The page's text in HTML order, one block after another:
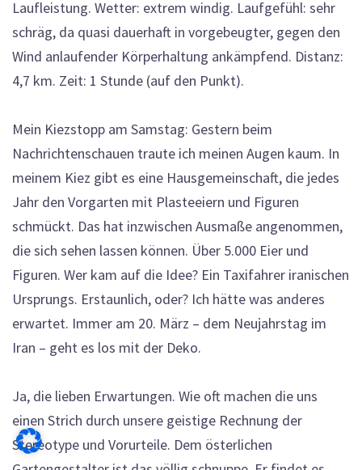
Laufleistung. Wetter: extrem windig. Laufgefühl: sehr
schräg, da quasi dauerhaft in vorgebeugter, gegen den
Wind anlaufender Körperhaltung ankämpfend. Distanz:
4,7 km. Zeit: 1 Stunde (auf den Punkt).
Mein Kiezstopp am Samstag: Gestern beim
Nachrichtenschauen traute ich meinen Augen kaum. In
meinem Kiez gibt es eine Hausgemeinschaft, die jedes
Jahr den Vorgarten mit Plasteeiern und Figuren
schmückt. Das hat inzwischen Ausmaße angenommen,
die sich sehen lassen können. Über 5.000 Eier und
Figuren. Wer kam auf die Idee? Ein Taxifahrer iranischen
Ursprungs. Erstaunlich, oder? Ich hätte was anderes
erwartet. Immer am 20. März – dem Neujahrstag im
Iran – geht es los mit der Deko.
Ja, die lieben Erwartungen. Wie oft machen die uns
einen Strich durch unsere geistige Rechnung der
Stereotype und Vorurteile. Dem österlichen